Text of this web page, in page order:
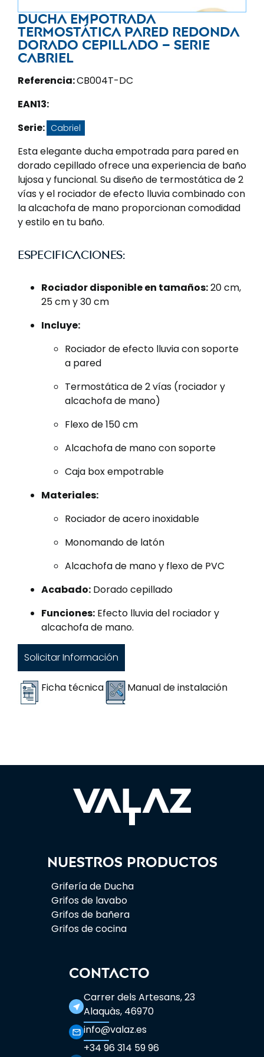
Ducha empotrada
termostática pared redonda
dorado cepillado – Serie
Cabriel
Referencia:CB004T-DC
EAN13:
Serie: Cabriel
Esta elegante ducha empotrada para pared en
dorado cepillado ofrece una experiencia de baño
lujosa y funcional. Su diseño de termostática de 2
vías y el rociador de efecto lluvia combinado con
la alcachofa de mano proporcionan comodidad
y estilo en tu baño.
Especificaciones:
Rociador disponible en tamaños:20 cm,
25 cm y 30 cm
Incluye:
Rociador de efecto lluvia con soporte
a pared
Termostática de 2 vías (rociador y
alcachofa de mano)
Flexo de 150 cm
Alcachofa de mano con soporte
Caja box empotrable
Materiales:
Rociador de acero inoxidable
Monomando de latón
Alcachofa de mano y flexo de PVC
Acabado: Dorado cepillado
Funciones: Efecto lluvia del rociador y
alcachofa de mano.
Solicitar Información
Ficha técnica Manual de instalación
Nuestros productos
Grifería de Ducha
Grifos de lavabo
Grifos de bañera
Grifos de cocina
CONTACTO
near_me
Carrer dels Artesans, 23
Alaquàs, 46970
mail_outline info@valaz.es
+34 96 314 59 96